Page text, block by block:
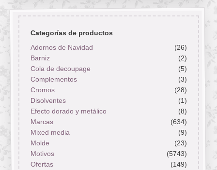
Categorías de productos
Adornos de Navidad
(26)
Barniz
(2)
Cola de decoupage
(5)
Complementos
(3)
Cromos
(28)
Disolventes
(1)
Efecto dorado y metálico
(8)
Marcas
(634)
Mixed media
(9)
Molde
(23)
Motivos
(5743)
Ofertas
(149)